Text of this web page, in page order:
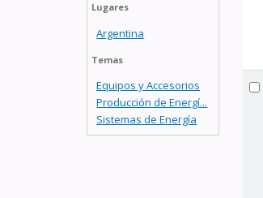
Lugares
Argentina
Temas
Equipos y Accesorios
Producción de Energí...
Sistemas de Energía